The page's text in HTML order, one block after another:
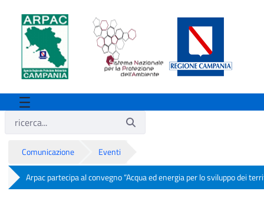
Comunicazione Eventi
Arpac partecipa al convegno “Acqua ed energia per lo sviluppo dei